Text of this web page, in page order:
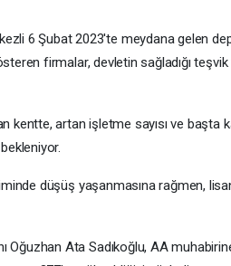
6 Şubat 2023'te meydana gelen
firmalar, devletin sağladığı
kentte, artan işletme sayısı ve başta
düşüş yaşanmasına rağmen,
Oğuzhan Ata Sadıkoğlu, AA